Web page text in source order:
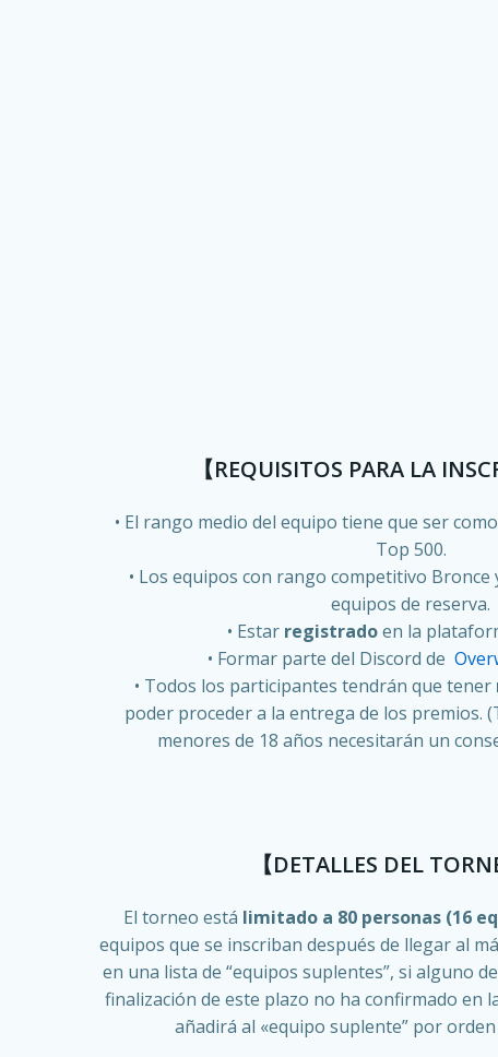
【REQUISITOS PARA LA
El rango medio del equipo tiene que ser
Top 500.
Los equipos con rango competitivo Bronce
equipos de reserva.
Estar registradoen la
Formar parte del Discord de
Todos los participantes tendrán que tener
poder proceder a la entrega de los premios.
menores de 18 años necesitarán un
【DETALLES DEL
El torneo está limitado a 80 personas (16
equipos que se inscriban después de llegar al
en una lista de “equipos suplentes”, si alguno
finalización de este plazo no ha confirmado en
añadirá al «equipo suplente” por